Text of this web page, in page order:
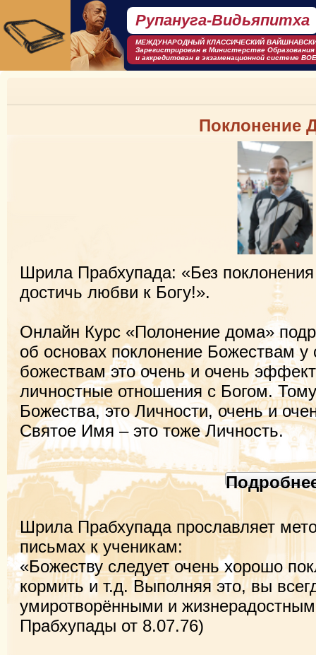
Рупануга-Видьяпитха
МЕЖДУНАРОДНЫЙ КЛАСCИЧЕСКИЙ
Зарегистрирован в Министерстве
и аккредитован в экзаменационной системе
Поклонение
Шрила Прабхупада: «Без
достичь любви к Богу!».
Онлайн Курс «Полонение дома»
об основах поклонение Божествам
божествам это очень и очень
личностные отношения с Богом.
Божества, это Личности, очень и
Святое Имя – это тоже Личность.
Шрила Прабхупада прославляет
письмах к ученикам:
«Божеству следует очень хорошо
кормить и т.д. Выполняя это, вы
умиротворёнными и
Прабхупады от 8.07.76)